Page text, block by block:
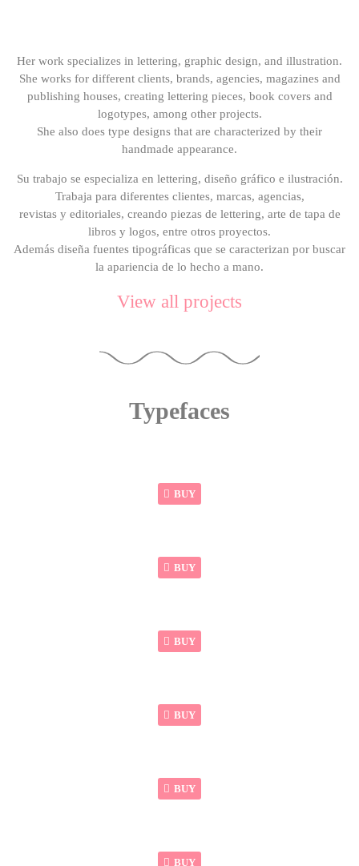
Her work specializes in lettering, graphic design, and illustration.
She works for different clients, brands, agencies, magazines and
publishing houses, creating lettering pieces, book covers and
logotypes, among other projects.
She also does type designs that are characterized by their
handmade appearance.
Su trabajo se especializa en lettering, diseño gráfico e ilustración.
Trabaja para diferentes clientes, marcas, agencias,
revistas y editoriales, creando piezas de lettering, arte de tapa de
libros y logos, entre otros proyectos.
Además diseña fuentes tipográficas que se caracterizan por buscar
la apariencia de lo hecho a mano.
View all projects
Typefaces
BUY
BUY
BUY
BUY
BUY
BUY